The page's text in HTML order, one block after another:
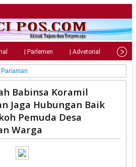
| Parlemen | Advetorial |
Babinsa Koramil
Jaga Hubungan Baik
Pemuda Desa
Warga